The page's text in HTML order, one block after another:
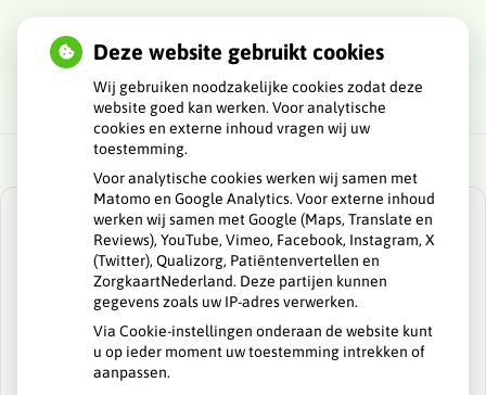
U heeft geen toestemming gegeven voor
externe inhoud die nodig is om dit te
zien.
Cookie-instellingen wijzigen
Deze website gebruikt cookies
Wij gebruiken noodzakelijke cookies zodat deze
website goed kan werken. Voor analytische
cookies en externe inhoud vragen wij uw
toestemming.
Voor analytische cookies werken wij samen met
Matomo en Google Analytics. Voor externe inhoud
werken wij samen met Google (Maps, Translate en
Reviews), YouTube, Vimeo, Facebook, Instagram, X
(Twitter), Qualizorg, Patiëntenvertellen en
ZorgkaartNederland. Deze partijen kunnen
gegevens zoals uw IP-adres verwerken.
Via Cookie-instellingen onderaan de website kunt
u op ieder moment uw toestemming intrekken of
aanpassen.